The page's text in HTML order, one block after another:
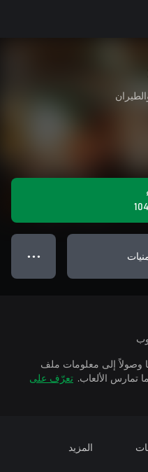
● ● ●
وصولاً إلى معلومات ملف
تعرّف على
المزيد